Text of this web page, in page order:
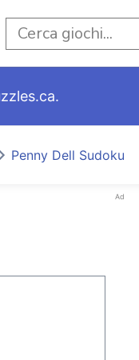
Penny Dell Sudoku
Ad